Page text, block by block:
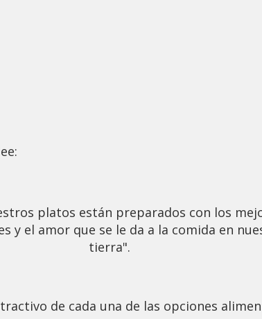
platos están preparados con los
y el amor que se le da a la comida en
tierra".
de cada una de las opciones